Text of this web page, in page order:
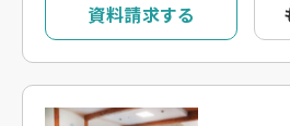
資料請求する